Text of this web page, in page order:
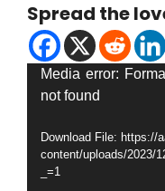
Spread the
Video
Player
Media error:
not found
Download File: https://
content/uploads/2023/
_=1